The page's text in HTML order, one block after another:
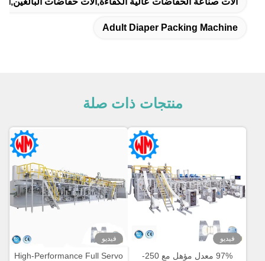
Adult Diaper Packing Machine
منتجات ذات صلة
فيديو
97% معدل مؤهل مع 250-
فيديو
High-Performance Full Servo